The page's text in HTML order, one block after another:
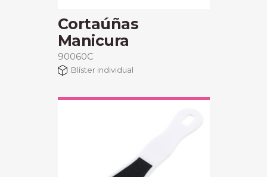
Cortaúñas
Manicura
90060C
Blíster individual